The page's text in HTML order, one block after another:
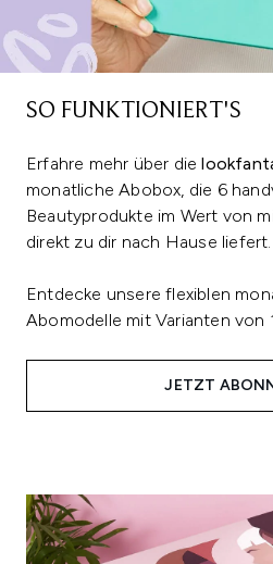
SO FUNKTIONIERT'S
Erfahre mehr über die
monatliche Abobox, die 6
Beautyprodukte im Wert von
direkt zu dir nach Hause liefert.
Entdecke unsere flexiblen
Abomodelle mit Varianten von
JETZT